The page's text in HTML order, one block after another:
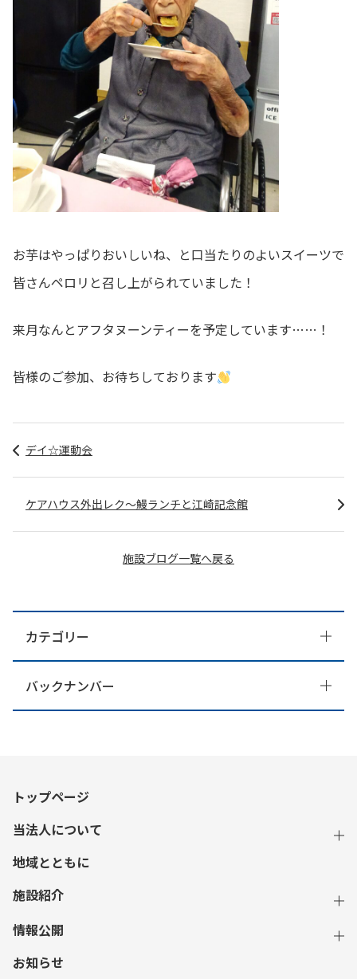
お芋はやっぱりおいしいね、と口当たりのよいスイーツで
皆さんペロリと召し上がられていました！
来月なんとアフタヌーンティーを予定しています……！
皆様のご参加、お待ちしております
デイ☆運動会
施設ブログ一覧へ戻る
ケアハウス外出レク～鰻ランチと江崎記念館
カテゴリー
バックナンバー
トップページ
当法人について
地域とともに
施設紹介
情報公開
お知らせ